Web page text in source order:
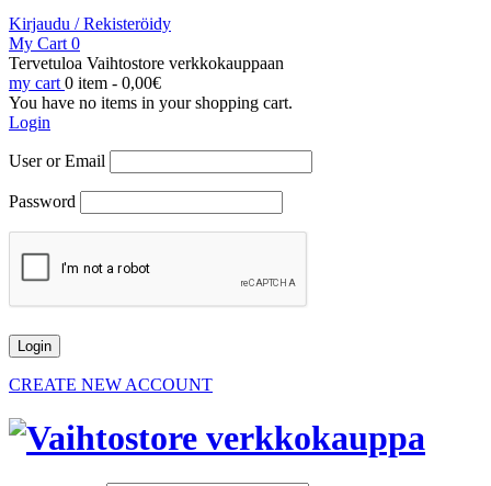
Kirjaudu / Rekisteröidy
My Cart 0
Tervetuloa Vaihtostore verkkokauppaan
my cart 0 item - 0,00€
You have no items in your shopping cart.
Login
User or Email
Password
CREATE NEW ACCOUNT